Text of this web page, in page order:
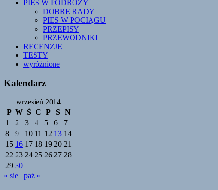
PIES W PODRÓŻY
DOBRE RADY
PIES W POCIĄGU
PRZEPISY
PRZEWODNIKI
RECENZJE
TESTY
wyróżnione
Kalendarz
wrzesień 2014
P W Ś C P S N
1
2 3 4 5 6
7
8
9 10 11 12 13 14
15 16 17 18 19 20 21
22 23 24 25 26 27 28
29 30
« sie
paź »